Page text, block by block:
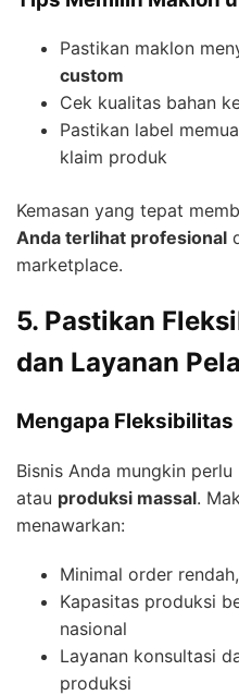
Pastikan maklon
custom
Cek kualitas bahan
Pastikan label
klaim produk
Kemasan yang tepat
Anda terlihat profesional
marketplace.
5. Pastikan
dan Layanan
Mengapa Fleksibilitas
Bisnis Anda mungkin perlu
atau produksi massal.
menawarkan:
Minimal order
Kapasitas produksi
nasional
Layanan konsultasi
produksi